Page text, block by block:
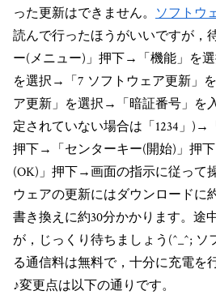
った更新はできません。 ソフトウ
読んで行ったほうがいいですが，
ー(メニュー)」押下→「機能」を
を選択→「7 ソフトウェア更新」
ア更新」を選択→「暗証番号」を
定されていない場合は「1234」)→
押下→「センターキー(開始)」押
(OK)」押下→画面の指示に従って
ウェアの更新にはダウンロードに
書き換えに約30分かかります。途
が，じっくり待ちましょう(^_^; ソ
る通信料は無料で，十分に充電を
♪変更点は以下の通りです。